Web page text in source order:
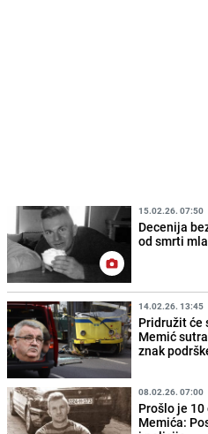
15.02.26. 07:50
Decenija
od smrti
14.02.26. 13:45
Pridružit će
Memić
znak
08.02.26. 07:00
Prošlo je
Memića: